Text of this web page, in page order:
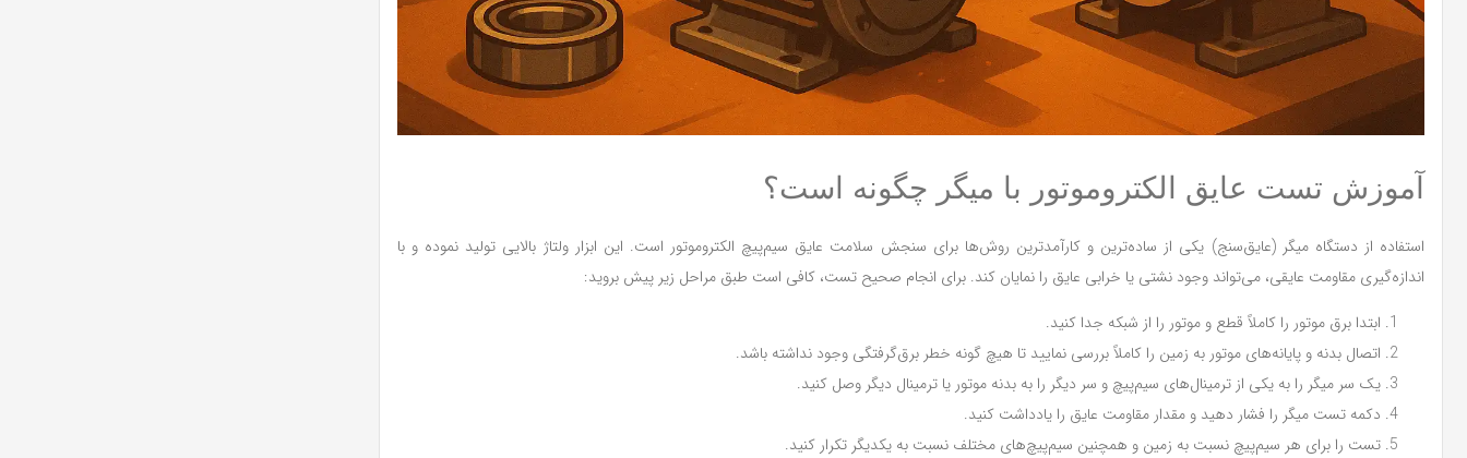
آموزش تست عایق الکتروموتور با میگر چگونه است؟
استفاده از دستگاه میگر (عایق‌سنج) یکی از ساده‌ترین و کارآمدترین روش‌ها برای سنجش سلامت عایق سیم‌پیچ الکتروموتور است. این ابزار ولتاژ بالایی تولید نموده و با
اندازه‌گیری مقاومت عایقی، می‌تواند وجود نشتی یا خرابی عایق را نمایان کند. برای انجام صحیح تست، کافی است طبق مراحل زیر پیش بروید:
ابتدا برق موتور را کاملاً قطع و موتور را از شبکه جدا کنید.
اتصال بدنه و پایانه‌های موتور به زمین را کاملاً بررسی نمایید تا هیچ گونه خطر برق‌گرفتگی وجود نداشته باشد.
یک سر میگر را به یکی از ترمینال‌های سیم‌پیچ و سر دیگر را به بدنه موتور یا ترمینال دیگر وصل کنید.
دکمه تست میگر را فشار دهید و مقدار مقاومت عایق را یادداشت کنید.
تست را برای هر سیم‌پیچ نسبت به زمین و همچنین سیم‌پیچ‌های مختلف نسبت به یکدیگر تکرار کنید.